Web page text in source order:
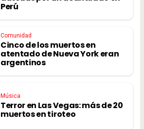
Perú
Comunidad
Cinco de los muertos en
atentado de Nueva York eran
argentinos
Música
Terror en Las Vegas: más de 20
muertos en tiroteo